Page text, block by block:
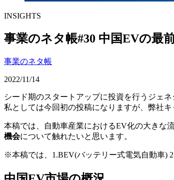
INSIGHTS
事業のネタ帳#30 中国EVの最
事業のネタ帳
2022/11/14
シード期のスタートアップに投資を行うジェネ
私としては今回初の投稿になりますが、弊社
本稿では、自動車産業におけるEV化の大きな
機会について触れたいと思います。
※本稿では、1.BEV(バッテリー式電気自動車)